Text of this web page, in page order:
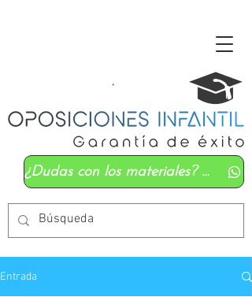
¿Dudas con los materiales? Mándanos un whatsapp
Entrada